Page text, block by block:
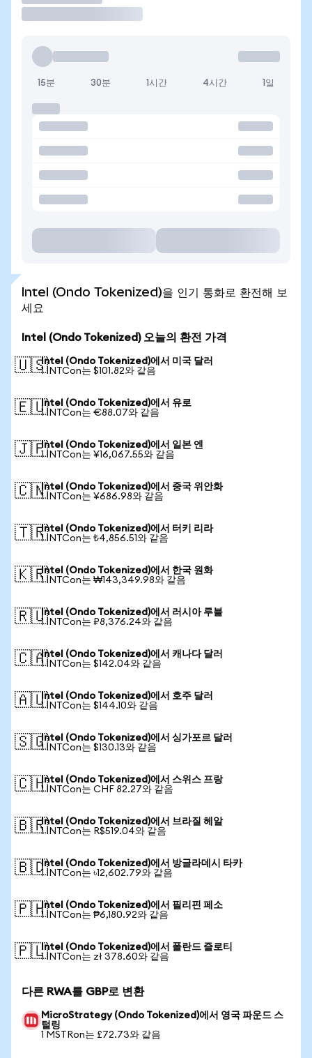
15분 30분 1시간 4시간 1일
Intel (Ondo Tokenized)을 인기 통화로 환전해 보
세요
Intel (Ondo Tokenized) 오늘의 환전 가격
🇺🇸Intel (Ondo Tokenized)에서 미국 달러
1 INTCon는 $101.82와 같음
🇪🇺Intel (Ondo Tokenized)에서 유로
1 INTCon는 €88.07와 같음
🇯🇵Intel (Ondo Tokenized)에서 일본 엔
1 INTCon는 ¥16,067.55와 같음
🇨🇳Intel (Ondo Tokenized)에서 중국 위안화
1 INTCon는 ¥686.98와 같음
🇹🇷Intel (Ondo Tokenized)에서 터키 리라
1 INTCon는 ₺4,856.51와 같음
🇰🇷Intel (Ondo Tokenized)에서 한국 원화
1 INTCon는 ₩143,349.98와 같음
🇷🇺Intel (Ondo Tokenized)에서 러시아 루블
1 INTCon는 ₽8,376.24와 같음
🇨🇦Intel (Ondo Tokenized)에서 캐나다 달러
1 INTCon는 $142.04와 같음
🇦🇺Intel (Ondo Tokenized)에서 호주 달러
1 INTCon는 $144.10와 같음
🇸🇬Intel (Ondo Tokenized)에서 싱가포르 달러
1 INTCon는 $130.13와 같음
🇨🇭Intel (Ondo Tokenized)에서 스위스 프랑
1 INTCon는 CHF 82.27와 같음
🇧🇷Intel (Ondo Tokenized)에서 브라질 헤알
1 INTCon는 R$519.04와 같음
🇧🇩Intel (Ondo Tokenized)에서 방글라데시 타카
1 INTCon는 ৳12,602.79와 같음
🇵🇭Intel (Ondo Tokenized)에서 필리핀 페소
1 INTCon는 ₱6,180.92와 같음
🇵🇱Intel (Ondo Tokenized)에서 폴란드 즐로티
1 INTCon는 zł 378.60와 같음
다른 RWA를 GBP로 변환
MicroStrategy (Ondo Tokenized)에서 영국 파운드 스
털링
1 MSTRon는 £72.73와 같음